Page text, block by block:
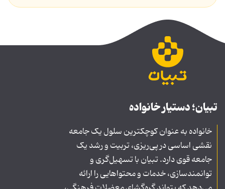
تبیان؛ دستیار خانواده
خانواده به عنوان کوچکترین سلول یک جامعه
نقشی اساسی در پی‌ریزی، تربیت و رشد یک
جامعه قوی دارد. تبیان با تسهیل‌گری و
توانمندسازی، خدمات و محتواهایی را ارائه